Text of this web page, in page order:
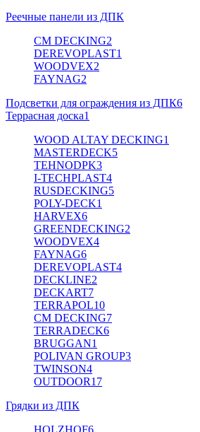
Реечные панели из ДПК
CM DECKING2
DEREVOPLAST1
WOODVEX2
FAYNAG2
Подсветки для ограждения из ДПК6
Террасная доска1
WOOD ALTAY DECKING1
MASTERDECK5
TEHNODPK3
I-TECHPLAST4
RUSDECKING5
POLY-DECK1
HARVEX6
GREENDECKING2
WOODVEX4
FAYNAG6
DEREVOPLAST4
DECKLINE2
DECKART7
TERRAPOL10
CM DECKING7
TERRADECK6
BRUGGAN1
POLIVAN GROUP3
TWINSON4
OUTDOOR17
Грядки из ДПК